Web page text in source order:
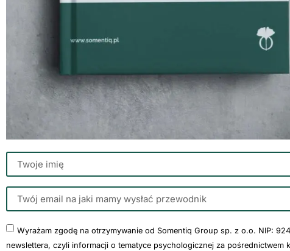
Wyrażam zgodę na otrzymywanie od Somentiq Group sp. z o.o. NIP:
newslettera, czyli informacji o tematyce psychologicznej za pośrednictwem